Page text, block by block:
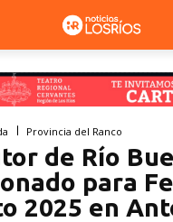
Provincia del Ranco
de Río
para
2025 en